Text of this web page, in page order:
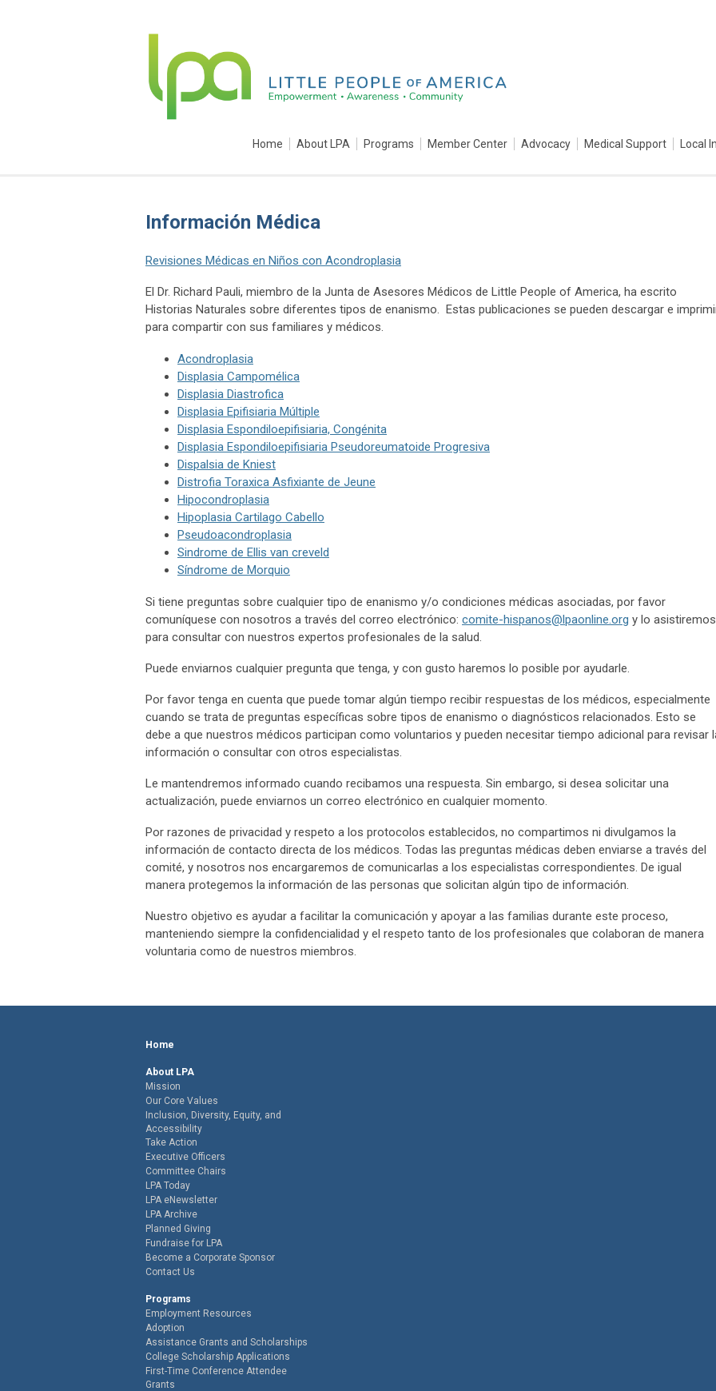
Home About LPA Programs Member Center Advocacy Medical Support Local
Información Médica
Revisiones Médicas en Niños con Acondroplasia
El Dr. Richard Pauli, miembro de la Junta de Asesores Médicos de Little People of America, ha escrito
Historias Naturales sobre diferentes tipos de enanismo. Estas publicaciones se pueden descargar e
para compartir con sus familiares y médicos.
Acondroplasia
Displasia Campomélica
Displasia Diastrofica
Displasia Epifisiaria Múltiple
Displasia Espondiloepifisiaria, Congénita
Displasia Espondiloepifisiaria Pseudoreumatoide Progresiva
Dispalsia de Kniest
Distrofia Toraxica Asfixiante de Jeune
Hipocondroplasia
Hipoplasia Cartilago Cabello
Pseudoacondroplasia
Sindrome de Ellis van creveld
Síndrome de Morquio
Si tiene preguntas sobre cualquier tipo de enanismo y/o condiciones médicas asociadas, por favor
comuníquese con nosotros a través del correo electrónico: comite-hispanos@lpaonline.org y lo asistiremos
para consultar con nuestros expertos profesionales de la salud.
Puede enviarnos cualquier pregunta que tenga, y con gusto haremos lo posible por ayudarle.
Por favor tenga en cuenta que puede tomar algún tiempo recibir respuestas de los médicos, especialmente
cuando se trata de preguntas específicas sobre tipos de enanismo o diagnósticos relacionados. Esto se
debe a que nuestros médicos participan como voluntarios y pueden necesitar tiempo adicional para revisar
información o consultar con otros especialistas.
Le mantendremos informado cuando recibamos una respuesta. Sin embargo, si desea solicitar una
actualización, puede enviarnos un correo electrónico en cualquier momento.
Por razones de privacidad y respeto a los protocolos establecidos, no compartimos ni divulgamos la
información de contacto directa de los médicos. Todas las preguntas médicas deben enviarse a través del
comité, y nosotros nos encargaremos de comunicarlas a los especialistas correspondientes. De igual
manera protegemos la información de las personas que solicitan algún tipo de información.
Nuestro objetivo es ayudar a facilitar la comunicación y apoyar a las familias durante este proceso,
manteniendo siempre la confidencialidad y el respeto tanto de los profesionales que colaboran de manera
voluntaria como de nuestros miembros.
Home
About LPA
Mission
Our Core Values
Inclusion, Diversity, Equity, and
Accessibility
Take Action
Executive Officers
Committee Chairs
LPA Today
LPA eNewsletter
LPA Archive
Planned Giving
Fundraise for LPA
Become a Corporate Sponsor
Contact Us
Programs
Employment Resources
Adoption
Assistance Grants and Scholarships
College Scholarship Applications
First-Time Conference Attendee
Grants